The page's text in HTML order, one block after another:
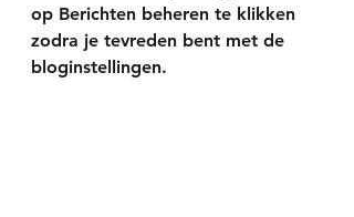
op Berichten beheren te klikken
zodra je tevreden bent met de
bloginstellingen.